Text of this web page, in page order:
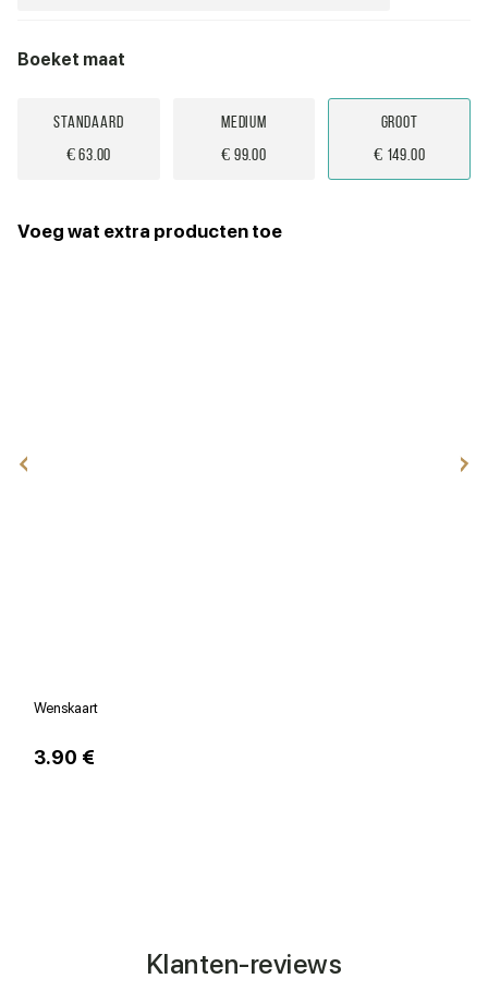
Boeket maat
Standaard
€ 63.00
Medium
€ 99.00
Groot
€ 149.00
Voeg wat extra producten toe
Wenskaart
3.90 €
Klanten-reviews